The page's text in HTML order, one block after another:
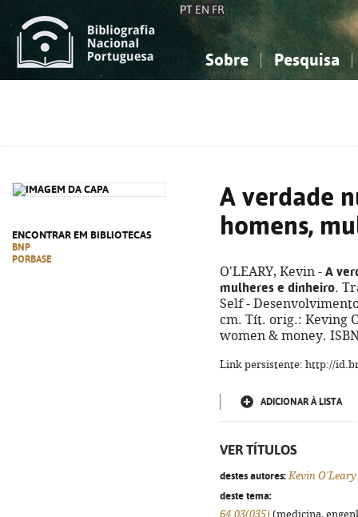
PT EN FR
Sobre Pesquisa
ENCONTRAR EM BIBLIOTECAS
BNP
PORBASE
A verdade
homens,
O'LEARY, Kevin - A
mulheres e dinheiro.
Self -
cm. Tít. orig.: Keving
women & money.
Link persistente: http://
ADICIONAR À LISTA
VER TÍTULOS
destes autores: Kevin O'Leary
deste tema:
64.03(035) (medicina,